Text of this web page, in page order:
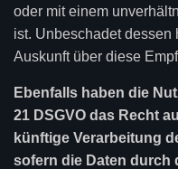
oder mit einem
ist. Unbeschadet dessen
Auskunft über diese
Ebenfalls haben die
21 DSGVO das Recht
künftige Verarbeitung
sofern die Daten durch